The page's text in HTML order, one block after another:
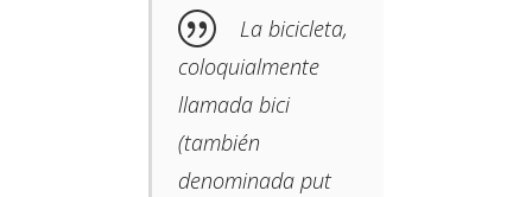
La bicicleta,
coloquialmente
llamada bici​
(también
denominada put